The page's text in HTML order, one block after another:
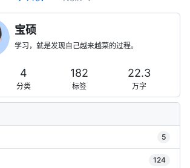
宝硕
学习，就是发现自己越来越菜的过程。
4
分类
182
标签
22.3
万字
5
124